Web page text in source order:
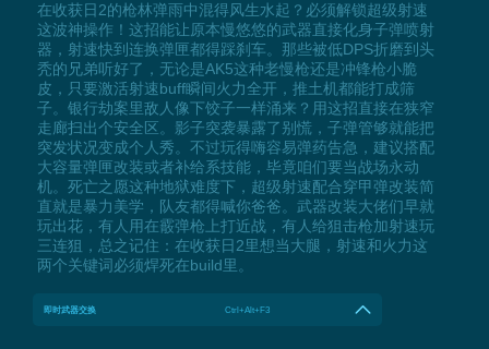
在收获日2的枪林弹雨中混得风生水起？必须解锁超级射速
这波神操作！这招能让原本慢悠悠的武器直接化身子弹喷射
器，射速快到连换弹匣都得踩刹车。那些被低DPS折磨到头
秃的兄弟听好了，无论是AK5这种老慢枪还是冲锋枪小脆
皮，只要激活射速buff瞬间火力全开，推土机都能打成筛
子。银行劫案里敌人像下饺子一样涌来？用这招直接在狭窄
走廊扫出个安全区。影子突袭暴露了别慌，子弹管够就能把
突发状况变成个人秀。不过玩得嗨容易弹药告急，建议搭配
大容量弹匣改装或者补给系技能，毕竟咱们要当战场永动
机。死亡之愿这种地狱难度下，超级射速配合穿甲弹改装简
直就是暴力美学，队友都得喊你爸爸。武器改装大佬们早就
玩出花，有人用在霰弹枪上打近战，有人给狙击枪加射速玩
三连狙，总之记住：在收获日2里想当大腿，射速和火力这
两个关键词必须焊死在build里。
即时武器交换 Ctrl+Alt+F3